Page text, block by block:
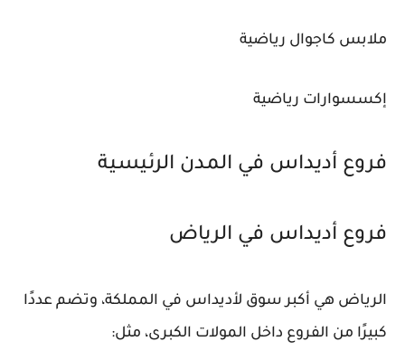
ملابس كاجوال رياضية
إكسسوارات رياضية
فروع أديداس في المدن الرئيسية
فروع أديداس في الرياض
الرياض هي أكبر سوق لأديداس في المملكة، وتضم عددًا
كبيرًا من الفروع داخل المولات الكبرى، مثل: